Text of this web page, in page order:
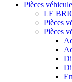
Pièces
LE
Pièces
Pièces